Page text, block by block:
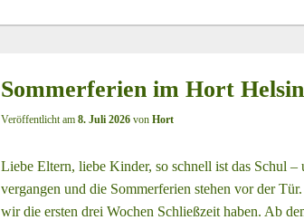
Sommerferien im Hort
Veröffentlicht am 8. Juli 2026 von Hort
Liebe Eltern, liebe Kinder, so schnell ist das Schul
vergangen und die Sommerferien stehen vor der
wir die ersten drei Wochen Schließzeit haben. Ab